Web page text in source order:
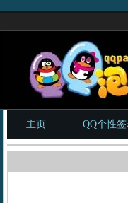
主页 QQ个性签